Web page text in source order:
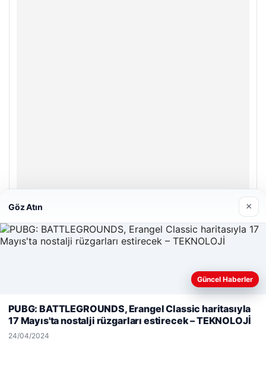
Web sitemizi nasıl kullandığınızı daha iyi anlayabilmek,
kullanıyoruz. Çerez Politikamız
Reddet Kabul Et
Göz Atın ×
Güncel Haberler
PUBG: BATTLEGROUNDS, Erangel Classic haritasıyla
17 Mayıs'ta nostalji rüzgarları estirecek – TEKNOLOJİ
24/04/2024